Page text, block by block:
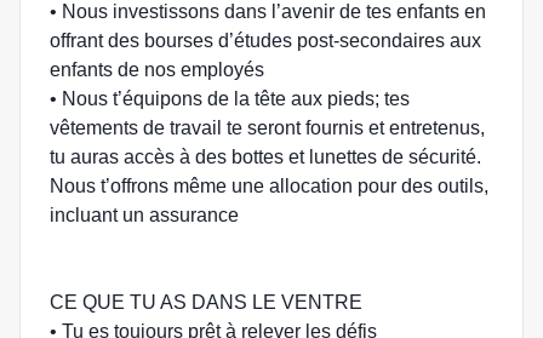
• Nous investissons dans l’avenir de tes enfants en
offrant des bourses d’études post-secondaires aux
enfants de nos employés
• Nous t’équipons de la tête aux pieds; tes
vêtements de travail te seront fournis et entretenus,
tu auras accès à des bottes et lunettes de sécurité.
Nous t’offrons même une allocation pour des outils,
incluant un assurance
CE QUE TU AS DANS LE VENTRE
• Tu es toujours prêt à relever les défis